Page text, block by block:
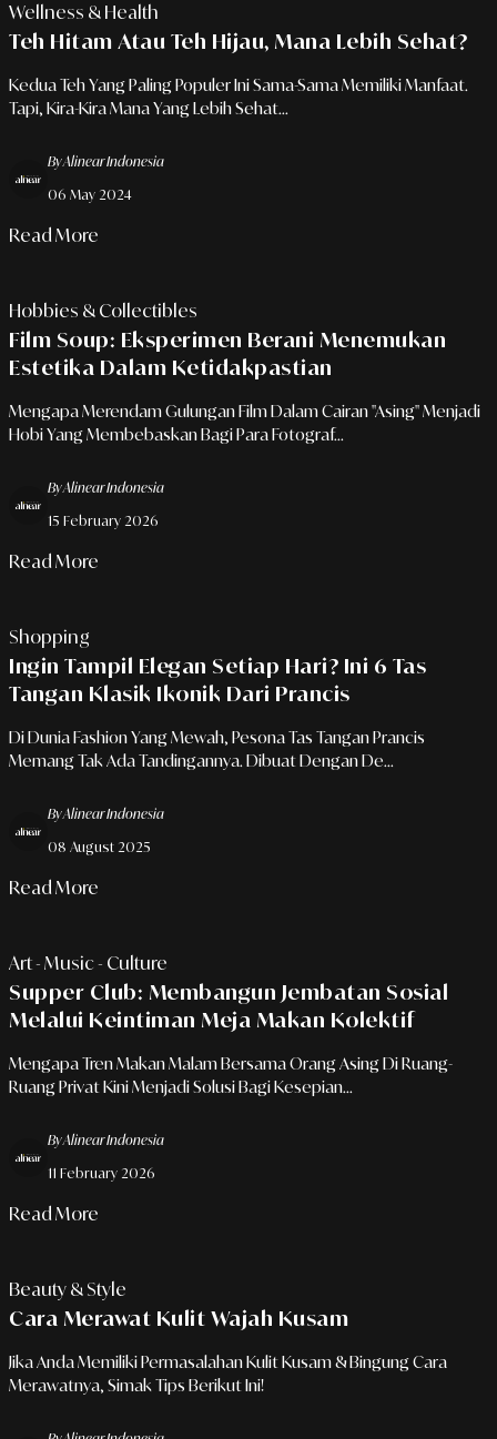
Wellness & Health
Teh Hitam Atau Teh Hijau, Mana Lebih Sehat?
Kedua Teh Yang Paling Populer Ini Sama-Sama Memiliki Manfaat.
Tapi, Kira-Kira Mana Yang Lebih Sehat...
By Alinear Indonesia
06 May 2024
Read More
Hobbies & Collectibles
Film Soup: Eksperimen Berani Menemukan
Estetika Dalam Ketidakpastian
Mengapa Merendam Gulungan Film Dalam Cairan "asing" Menjadi
Hobi Yang Membebaskan Bagi Para Fotograf...
By Alinear Indonesia
15 February 2026
Read More
Shopping
Ingin Tampil Elegan Setiap Hari? Ini 6 Tas
Tangan Klasik Ikonik Dari Prancis
Di Dunia Fashion Yang Mewah, Pesona Tas Tangan Prancis
Memang Tak Ada Tandingannya. Dibuat Dengan De...
By Alinear Indonesia
08 August 2025
Read More
Art - Music - Culture
Supper Club: Membangun Jembatan Sosial
Melalui Keintiman Meja Makan Kolektif
Mengapa Tren Makan Malam Bersama Orang Asing Di Ruang-
Ruang Privat Kini Menjadi Solusi Bagi Kesepian...
By Alinear Indonesia
11 February 2026
Read More
Beauty & Style
Cara Merawat Kulit Wajah Kusam
Jika Anda Memiliki Permasalahan Kulit Kusam & Bingung Cara
Merawatnya, Simak Tips Berikut Ini!